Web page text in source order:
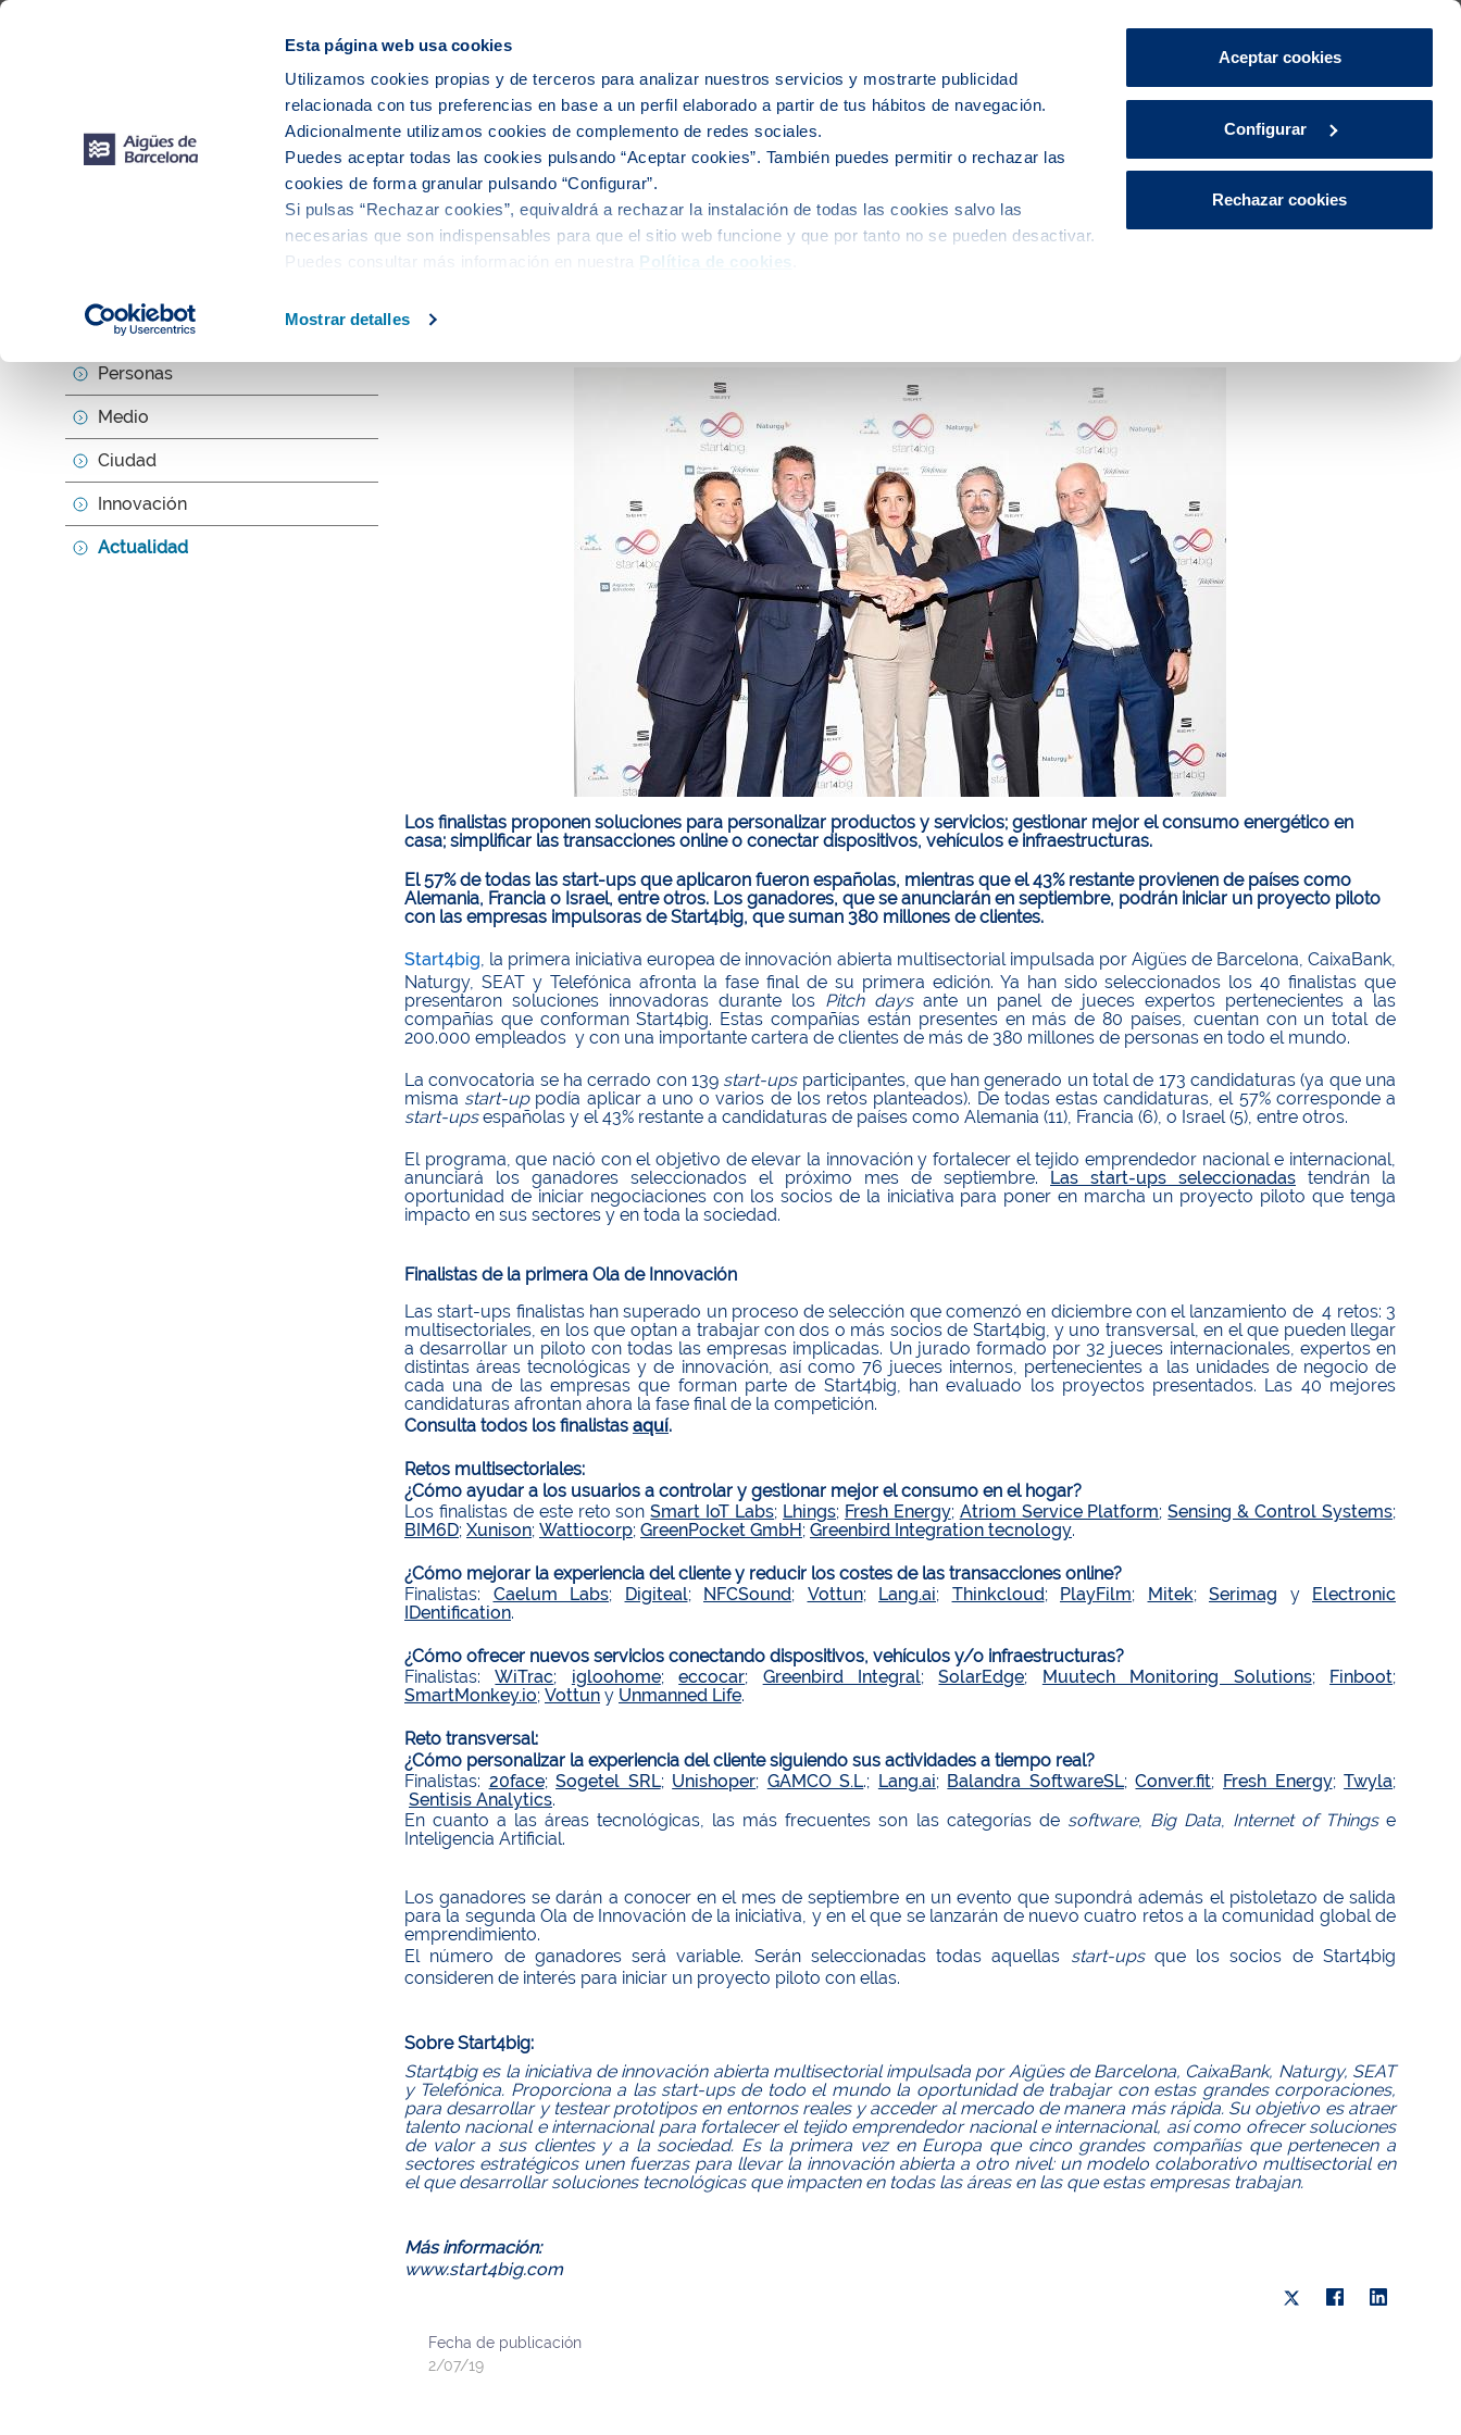
Esta página web usa cookies
Utilizamos cookies propias y de terceros para analizar nuestros servicios y mostrarte publicidad
relacionada con tus preferencias en base a un perfil elaborado a partir de tus hábitos de navegación.
Adicionalmente utilizamos cookies de complemento de redes sociales.
Puedes aceptar todas las cookies pulsando “Aceptar cookies”. También puedes permitir o rechazar las
cookies de forma granular pulsando “Configurar”.
Si pulsas “Rechazar cookies”, equivaldrá a rechazar la instalación de todas las cookies salvo las
necesarias que son indispensables para que el sitio web funcione y que por tanto no se pueden desactivar.
Puedes consultar más información en nuestra Política de cookies
Mostrar detalles
Aceptar cookies
Configurar
Rechazar cookies
CA ES Área de Clientes
Sobre nosotros Personas Ciudad Actualidad
Sobre nosotros
Personas
Medio
Ciudad
Innovación
Actualidad
Actualidad
null
Los finalistas proponen soluciones para personalizar productos y servicios; gestionar mejor el consumo energético en
casa; simplificar las transacciones online o conectar dispositivos, vehículos e infraestructuras.
El 57% de todas las start-ups que aplicaron fueron españolas, mientras que el 43% restante provienen de países como
Alemania, Francia o Israel, entre otros. Los ganadores, que se anunciarán en septiembre, podrán iniciar un proyecto piloto
con las empresas impulsoras de Start4big, que suman 380 millones de clientes.
Start4big, la primera iniciativa europea de innovación abierta multisectorial impulsada por Aigües de Barcelona, CaixaBank,
Naturgy, SEAT y Telefónica afronta la fase final de su primera edición. Ya han sido seleccionados los 40 finalistas que
presentaron soluciones innovadoras durante los Pitch daysante un panel de jueces expertos pertenecientes a las
compañías que conforman Start4big. Estas compañías están presentes en más de 80 países, cuentan con un total de
200.000 empleados y con una importante cartera de clientes de más de 380 millones de personas en todo el mundo.
La convocatoria se ha cerrado con 139 start-upsparticipantes, que han generado un total de 173 candidaturas (ya que una
misma start-uppodía aplicar a uno o varios de los retos planteados). De todas estas candidaturas, el 57% corresponde a
start-upsespañolas y el 43% restante a candidaturas de países como Alemania (11), Francia (6), o Israel (5), entre otros.
El programa, que nació con el objetivo de elevar la innovación y fortalecer el tejido emprendedor nacional e internacional,
anunciará los ganadores seleccionados el próximo mes de septiembre. Las start-ups seleccionadas tendrán la
oportunidad de iniciar negociaciones con los socios de la iniciativa para poner en marcha un proyecto piloto que tenga
impacto en sus sectores y en toda la sociedad.
Finalistas de la primera Ola de Innovación
Las start-ups finalistas han superado un proceso de selección que comenzó en diciembre con el lanzamiento de 4 retos: 3
multisectoriales, en los que optan a trabajar con dos o más socios de Start4big, y uno transversal, en el que pueden llegar
a desarrollar un piloto con todas las empresas implicadas. Un jurado formado por 32 jueces internacionales, expertos en
distintas áreas tecnológicas y de innovación, así como 76 jueces internos, pertenecientes a las unidades de negocio de
cada una de las empresas que forman parte de Start4big, han evaluado los proyectos presentados. Las 40 mejores
candidaturas afrontan ahora la fase final de la competición.
Consulta todos los finalistas aquí.
Retos multisectoriales:
¿Cómo ayudar a los usuarios a controlar y gestionar mejor el consumo en el hogar?
Los finalistas de este reto sonSmart IoT Labs; Lhings; Fresh Energy; Atriom Service Platform;Sensing & Control Systems;
BIM6D; Xunison; Wattiocorp; GreenPocket GmbH; Greenbird Integration tecnology.
¿Cómo mejorar la experiencia del cliente y reducir los costes de las transacciones online?
Finalistas: Caelum Labs; Digiteal; NFCSound; Vottun; Lang.ai; Thinkcloud; PlayFilm; Mitek; Serimag y Electronic
IDentification.
¿Cómo ofrecer nuevos servicios conectando dispositivos, vehículos y/o infraestructuras?
Finalistas:WiTrac; igloohome;eccocar; Greenbird Integral;SolarEdge; Muutech Monitoring Solutions; Finboot;
SmartMonkey.io; Vottun y Unmanned Life.
Reto transversal:
¿Cómo personalizar la experiencia del cliente siguiendo sus actividades a tiempo real?
Finalistas: 20face;Sogetel SRL; Unishoper; GAMCO S.L.; Lang.ai; Balandra SoftwareSL;Conver.fit; Fresh Energy;Twyla;
Sentisis Analytics.
En cuanto a las áreas tecnológicas, las más frecuentes son las categorías de software, Big Data, Internet of Thingse
Inteligencia Artificial.
Los ganadores se darán a conocer en el mes de septiembre en un evento que supondrá además el pistoletazo de salida
para la segunda Ola de Innovación de la iniciativa, y en el que se lanzarán de nuevo cuatro retos a la comunidad global de
emprendimiento.
El número de ganadores será variable. Serán seleccionadas todas aquellas start-ups que los socios de Start4big
consideren de interés para iniciar un proyecto piloto con ellas.
Sobre Start4big:
Start4big es la iniciativa de innovación abierta multisectorial impulsada por Aigües de Barcelona, CaixaBank, Naturgy, SEAT
y Telefónica. Proporciona a las ​start-ups de todo el mundo la oportunidad de trabajar con estas grandes corporaciones,
para desarrollar y testear prototipos en entornos reales y acceder al mercado de manera más rápida. Su objetivo es atraer
talento nacional e internacional para fortalecer el tejido emprendedor nacional e internacional, así como ofrecer soluciones
de valor a sus clientes y a la sociedad. Es la primera vez en Europa que cinco grandes compañías que pertenecen a
sectores estratégicos unen fuerzas para llevar la innovación abierta a otro nivel: un modelo colaborativo multisectorial en
el que desarrollar soluciones tecnológicas que impacten en todas las áreas en las que estas empresas trabajan.
Más información:
www.start4big.com
Fecha de publicación
2/07/19